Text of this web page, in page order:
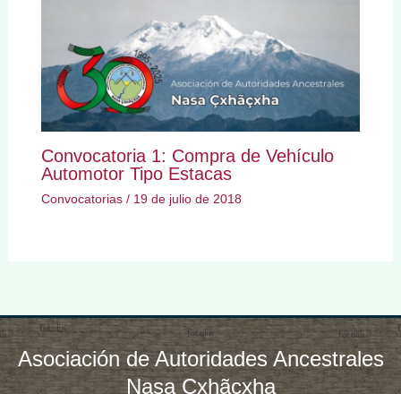
Convocatoria 1: Compra de Vehículo
Automotor Tipo Estacas
Convocatorias/ 19 de julio de 2018
Asociación de Autoridades Ancestrales
Nasa Çxhãçxha